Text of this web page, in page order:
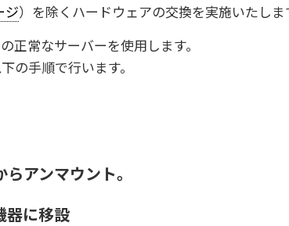
ジ）を除くハードウェアの交換を実施いたしま
正常なサーバーを使用します。
の手順で行います。
アンマウント。
器に移設